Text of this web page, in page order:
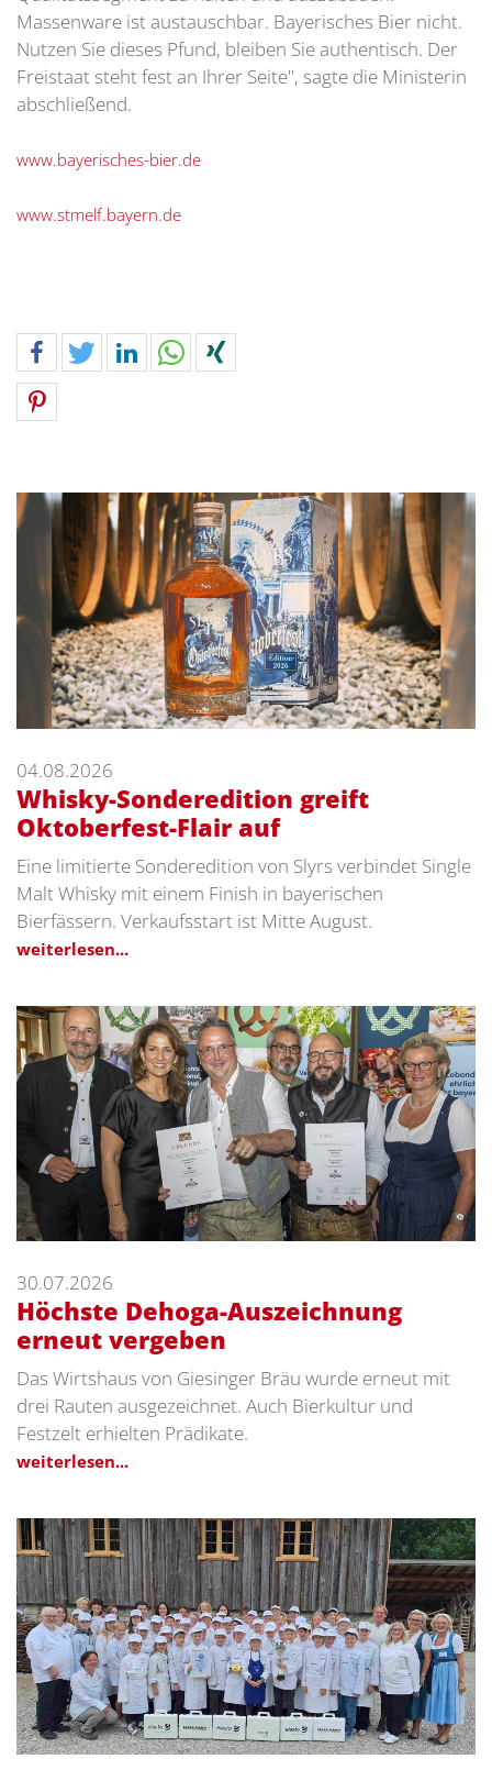
Massenware ist austauschbar. Bayerisches Bier nicht.
Nutzen Sie dieses Pfund, bleiben Sie authentisch. Der
Freistaat steht fest an Ihrer Seite", sagte die Ministerin
abschließend.
www.bayerisches-bier.de
www.stmelf.bayern.de
04.08.2026
Whisky-Sonderedition greift
Oktoberfest-Flair auf
Eine limitierte Sonderedition von Slyrs verbindet Single
Malt Whisky mit einem Finish in bayerischen
Bierfässern. Verkaufsstart ist Mitte August.
weiterlesen...
30.07.2026
Höchste Dehoga-Auszeichnung
erneut vergeben
Das Wirtshaus von Giesinger Bräu wurde erneut mit
drei Rauten ausgezeichnet. Auch Bierkultur und
Festzelt erhielten Prädikate.
weiterlesen...